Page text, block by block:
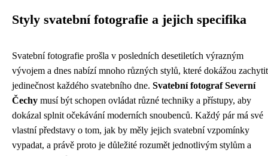
Styly svatební fotografie a jejich specifika
Svatební fotografie prošla v posledních desetiletích výrazným
vývojem a dnes nabízí mnoho různých stylů, které dokážou zachytit
jedinečnost každého svatebního dne. Svatební fotograf Severní
Čechy musí být schopen ovládat různé techniky a přístupy, aby
dokázal splnit očekávání moderních snoubenců. Každý pár má své
vlastní představy o tom, jak by měly jejich svatební vzpomínky
vypadat, a právě proto je důležité rozumět jednotlivým stylům a